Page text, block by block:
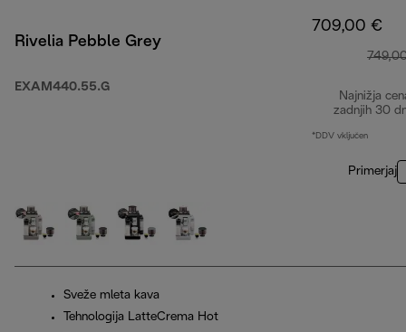
Rivelia Pebble Grey
EXAM440.55.G
709,00 €
Najnižja
zadnjih 30
*DDV vključen
Primerjaj
Sveže mleta kava
Tehnologija LatteCrema Hot